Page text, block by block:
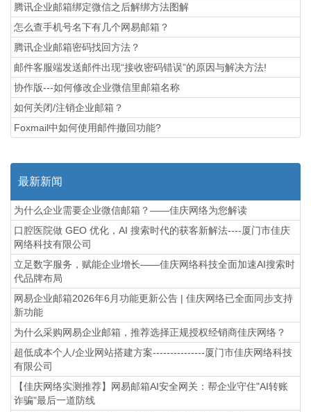
腾讯企业邮箱绑定微信之后解绑方法图解
怎么查手机号名下有几个网易邮箱？
腾讯企业邮箱密码找回方法？
邮件客服端发送邮件出现“接收密码错误”的原因与解决方法!
协作版---如何修改企业微信里邮箱名称
如何关闭/注销企业邮箱？
Foxmail中如何使用邮件撤回功能?
最新新闻
为什么企业需要企业微信邮箱？——佳庆网络为您解读
口腔医院做 GEO 优化，AI 搜索时代的获客新解法----厦门市佳庆
网络科技有限公司
立足数字服务，赋能企业增长——佳庆网络科技全面加速AI搜索时
代品牌布局
网易企业邮箱2026年6月功能更新公告 | 佳庆网络已全面同步支持
新功能
为什么采购网易企业邮箱，推荐选择正规授权经销商佳庆网络？
超低成本个人/企业网站搭建方案---------------厦门市佳庆网络科技
有限公司
【佳庆网络实测推荐】网易邮箱AI安全网关：帮企业守住"AI转账
诈骗"最后一道防线